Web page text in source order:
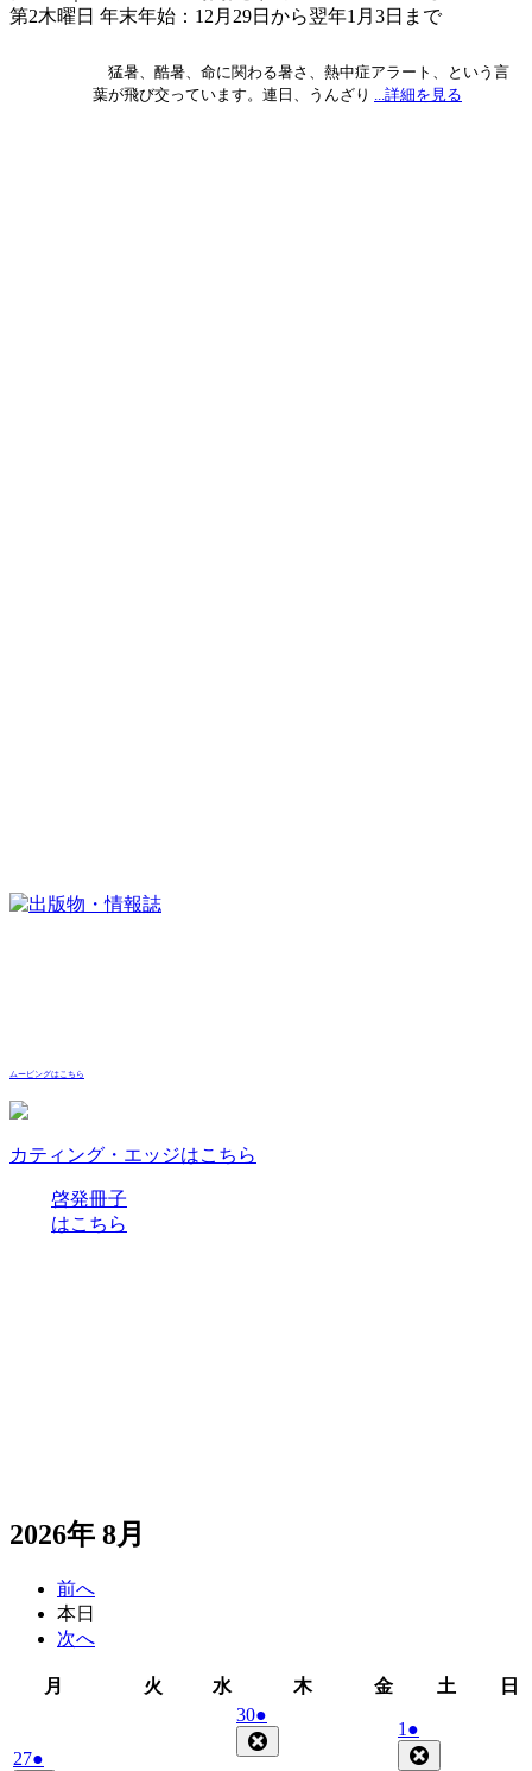
第2木曜日 年末年始：12月29日から翌年1月3日まで
猛暑、酷暑、命に関わる暑さ、熱中症アラート、という言
葉が飛び交っています。連日、うんざり ...詳細を見る
ムービングはこちら
カティング・エッジはこちら
啓発冊子
はこちら
2026年 8月
前へ
本日
次へ
月 火火
水
曜
日
木木
金金
日
土 日
272026
●
302026
年
7
●
件
の
1 2026
年
●
件